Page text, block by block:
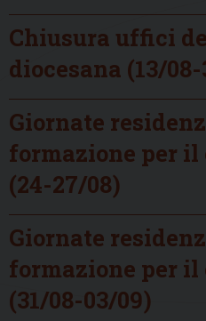
Chiusura uffici
diocesana (13/
Giornate
formazione per il
(24-27/08)
Giornate
formazione per il
(31/08-03/09)